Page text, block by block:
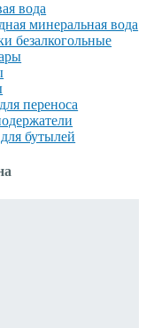
вода
минеральная вода
безалкогольные
переноса
бутылей